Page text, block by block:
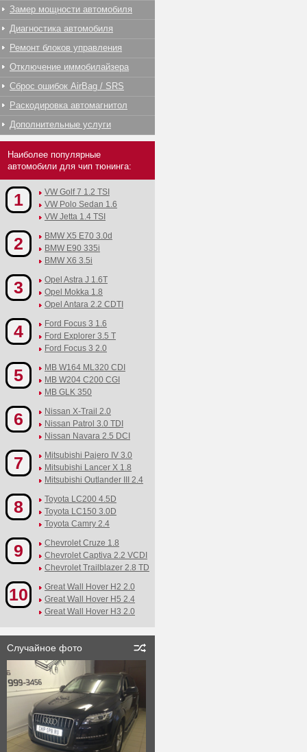
Замер мощности автомобиля
Диагностика автомобиля
Ремонт блоков управления
Отключение иммобилайзера
Сброс ошибок AirBag / SRS
Раскодировка автомагнитол
Дополнительные услуги
Наиболее популярные
автомобили для чип тюнинга:
1
VW Golf 7 1.2 TSI
VW Polo Sedan 1.6
VW Jetta 1.4 TSI
2
BMW X5 E70 3.0d
BMW E90 335i
BMW X6 3.5i
3
Opel Astra J 1.6T
Opel Mokka 1.8
Opel Antara 2.2 CDTI
4
Ford Focus 3 1.6
Ford Explorer 3.5 T
Ford Focus 3 2.0
5
MB W164 ML320 CDI
MB W204 C200 CGI
MB GLK 350
6
Nissan X-Trail 2.0
Nissan Patrol 3.0 TDI
Nissan Navara 2.5 DCI
7
Mitsubishi Pajero IV 3.0
Mitsubishi Lancer X 1.8
Mitsubishi Outlander III 2.4
8
Toyota LC200 4.5D
Toyota LC150 3.0D
Toyota Camry 2.4
9
Chevrolet Cruze 1.8
Chevrolet Captiva 2.2 VCDI
Chevrolet Trailblazer 2.8 TD
10
Great Wall Hover H2 2.0
Great Wall Hover H5 2.4
Great Wall Hover H3 2.0
Случайное фото